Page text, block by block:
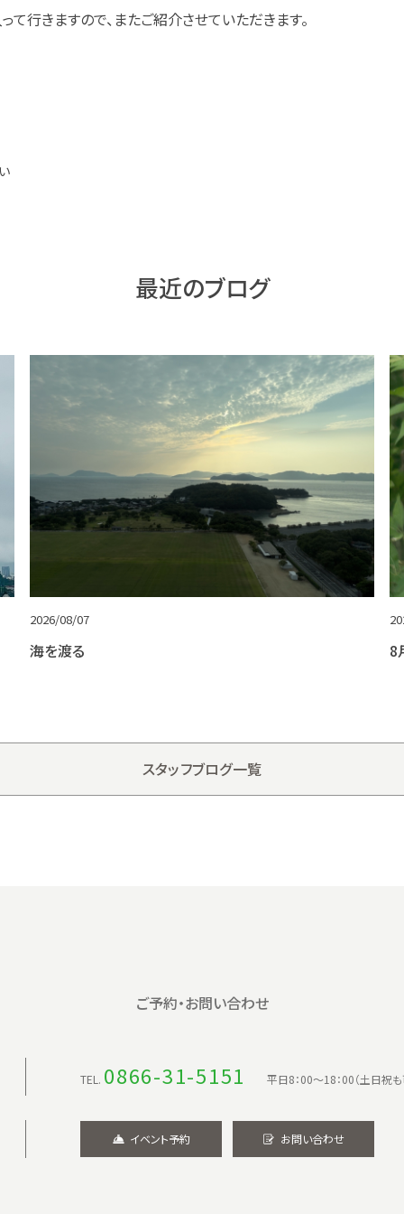
て行きますので、またご紹介させていただきます。
最近のブログ
2026/08/07
海を渡る 8
スタッフブログ一覧
ご予約・お問い合わせ
TEL. 0866-31-5151 平日8：00〜18：00（土日祝も
イベント予約 お問い合わせ